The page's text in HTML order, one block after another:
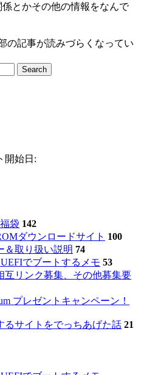
とかその他の情報をなんで
の記事が読みづらくなってい
開始日:
袋 142
ダウンロードサイト 100
取り扱い説明 74
でブートするメモ 53
互リンク募集、その他募集要
プレゼントキャンペーン！
るサイトをでっちあげた話 21